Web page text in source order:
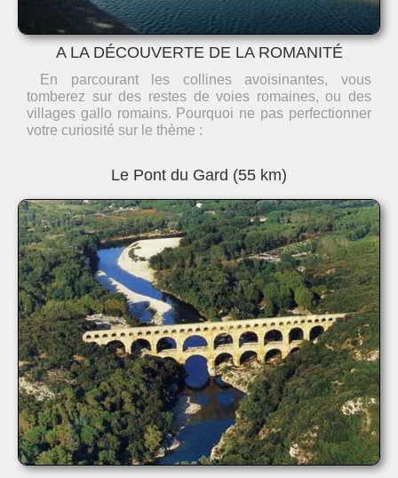
A LA DÉCOUVERTE DE LA ROMANITÉ
En parcourant les collines avoisinantes, vous
tomberez sur des restes de voies romaines, ou des
villages gallo romains. Pourquoi ne pas perfectionner
votre curiosité sur le thème :
Le Pont du Gard (55 km)